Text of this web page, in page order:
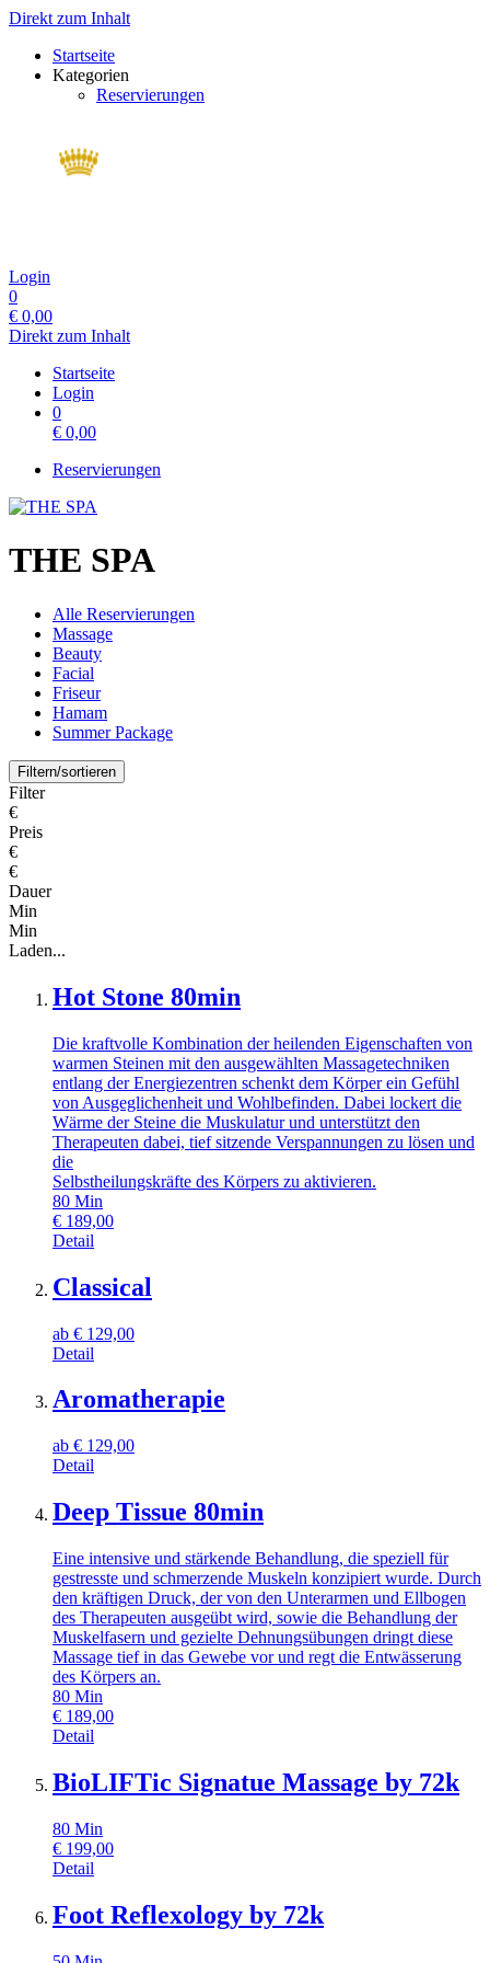
Direkt zum Inhalt
Startseite
Kategorien
Reservierungen
Login
0
€ 0,00
Direkt zum Inhalt
Startseite
Login
0
€ 0,00
Reservierungen
THE SPA
Alle Reservierungen
Massage
Beauty
Facial
Friseur
Hamam
Summer Package
Filtern/sortieren
Filter
€
Preis
€
€
Dauer
Min
Min
Laden...
Hot Stone 80min
Die kraftvolle Kombination der heilenden Eigenschaften von
warmen Steinen mit den ausgewählten Massagetechniken
entlang der Energiezentren schenkt dem Körper ein Gefühl
von Ausgeglichenheit und Wohlbefinden. Dabei lockert die
Wärme der Steine die Muskulatur und unterstützt den
Therapeuten dabei, tief sitzende Verspannungen zu lösen und
die
Selbstheilungskräfte des Körpers zu aktivieren.
80 Min
€ 189,00
Detail
Classical
ab € 129,00
Detail
Aromatherapie
ab € 129,00
Detail
Deep Tissue 80min
Eine intensive und stärkende Behandlung, die speziell für
gestresste und schmerzende Muskeln konzipiert wurde. Durch
den kräftigen Druck, der von den Unterarmen und Ellbogen
des Therapeuten ausgeübt wird, sowie die Behandlung der
Muskelfasern und gezielte Dehnungsübungen dringt diese
Massage tief in das Gewebe vor und regt die Entwässerung
des Körpers an.
80 Min
€ 189,00
Detail
BioLIFTic Signatue Massage by 72k
80 Min
€ 199,00
Detail
Foot Reflexology by 72k